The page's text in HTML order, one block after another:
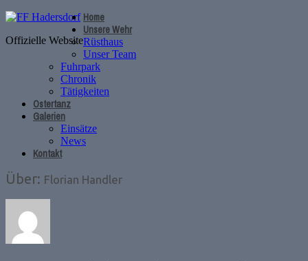
Offizielle Website
Home
Unsere Wehr
Rüsthaus
Unser Team
Fuhrpark
Chronik
Tätigkeiten
Ostertanz
Galerien
Einsätze
News
Kontakt
Über: Florian Handler